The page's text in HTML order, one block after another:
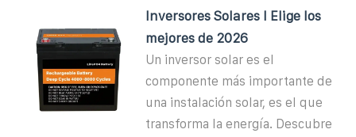
Inversores Solares I Elige los
mejores de 2026
Un inversor solar es el
componente más importante de
una instalación solar, es el que
transforma la energía. Descubre